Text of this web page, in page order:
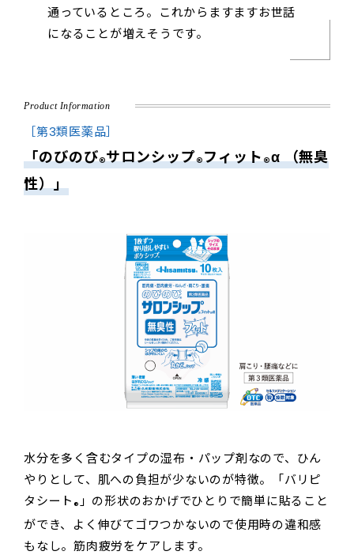
通っているところ。これからますますお世話
になることが増えそうです。
Product Information
［第3類医薬品］
「のびのび®サロンシップ®フィット®α （無臭
性）」
水分を多く含むタイプの湿布・パップ剤なので、ひん
やりとして、肌への負担が少ないのが特徴。「バリピ
タシート® 」の形状のおかげでひとりで簡単に貼ること
ができ、よく伸びてゴワつかないので使用時の違和感
もなし。筋肉疲労をケアします。